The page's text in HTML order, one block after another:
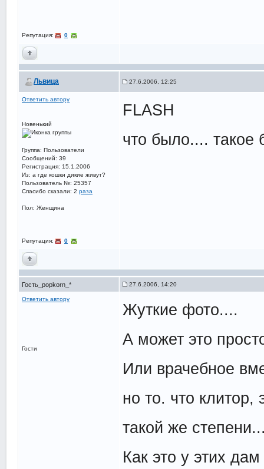
Репутация: 0
Львица 27.6.2006, 12:25
Ответить автору
Новенький
Группа: Пользователи
Сообщений: 39
Регистрация: 15.1.2006
Из: а где кошки дикие живут?
Пользователь №: 25357
Спасибо сказали: 2 раза
Пол: Женщина
Репутация: 0
FLASH
что было.... такое
Гость_popkorn_* 27.6.2006, 14:20
Ответить автору
Гости
Жуткие фото....
А может это
Или врачебное
но то. что клитор,
такой же
Как это у этих